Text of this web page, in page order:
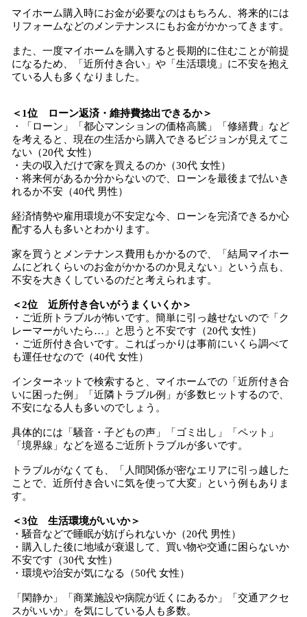
マイホーム購入時にお金が必要なのはもちろん、将来的には
リフォームなどのメンテナンスにもお金がかかってきます。
また、一度マイホームを購入すると長期的に住むことが前提
になるため、「近所付き合い」や「生活環境」に不安を抱え
ている人も多くなりました。
＜1位 ローン返済・維持費捻出できるか＞
・「ローン」「都心マンションの価格高騰」「修繕費」など
を考えると、現在の生活から購入できるビジョンが見えてこ
ない（20代 女性）
・夫の収入だけで家を買えるのか（30代 女性）
・将来何があるか分からないので、ローンを最後まで払いき
れるか不安（40代 男性）
経済情勢や雇用環境が不安定な今、ローンを完済できるか心
配する人も多いとわかります。
家を買うとメンテナンス費用もかかるので、「結局マイホー
ムにどれくらいのお金がかかるのか見えない」という点も、
不安を大きくしているのだと考えられます。
＜2位 近所付き合いがうまくいくか＞
・ご近所トラブルが怖いです。簡単に引っ越せないので「ク
レーマーがいたら…」と思うと不安です（20代 女性）
・ご近所付き合いです。こればっかりは事前にいくら調べて
も運任せなので（40代 女性）
インターネットで検索すると、マイホームでの「近所付き合
いに困った例」「近隣トラブル例」が多数ヒットするので、
不安になる人も多いのでしょう。
具体的には「騒音・子どもの声」「ゴミ出し」「ペット」
「境界線」などを巡るご近所トラブルが多いです。
トラブルがなくても、「人間関係が密なエリアに引っ越した
ことで、近所付き合いに気を使って大変」という例もありま
す。
＜3位 生活環境がいいか＞
・騒音などで睡眠が妨げられないか（20代 男性）
・購入した後に地域が衰退して、買い物や交通に困らないか
不安です（30代 女性）
・環境や治安が気になる（50代 女性）
「閑静か」「商業施設や病院が近くにあるか」「交通アクセ
スがいいか」を気にしている人も多数。